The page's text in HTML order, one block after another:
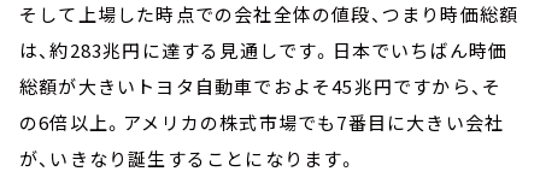
そして上場した時点での会社全体の値段、つまり時価総額
は、約283兆円に達する見通しです。日本でいちばん時価
総額が大きいトヨタ自動車でおよそ45兆円ですから、そ
の6倍以上。アメリカの株式市場でも7番目に大きい会社
が、いきなり誕生することになります。